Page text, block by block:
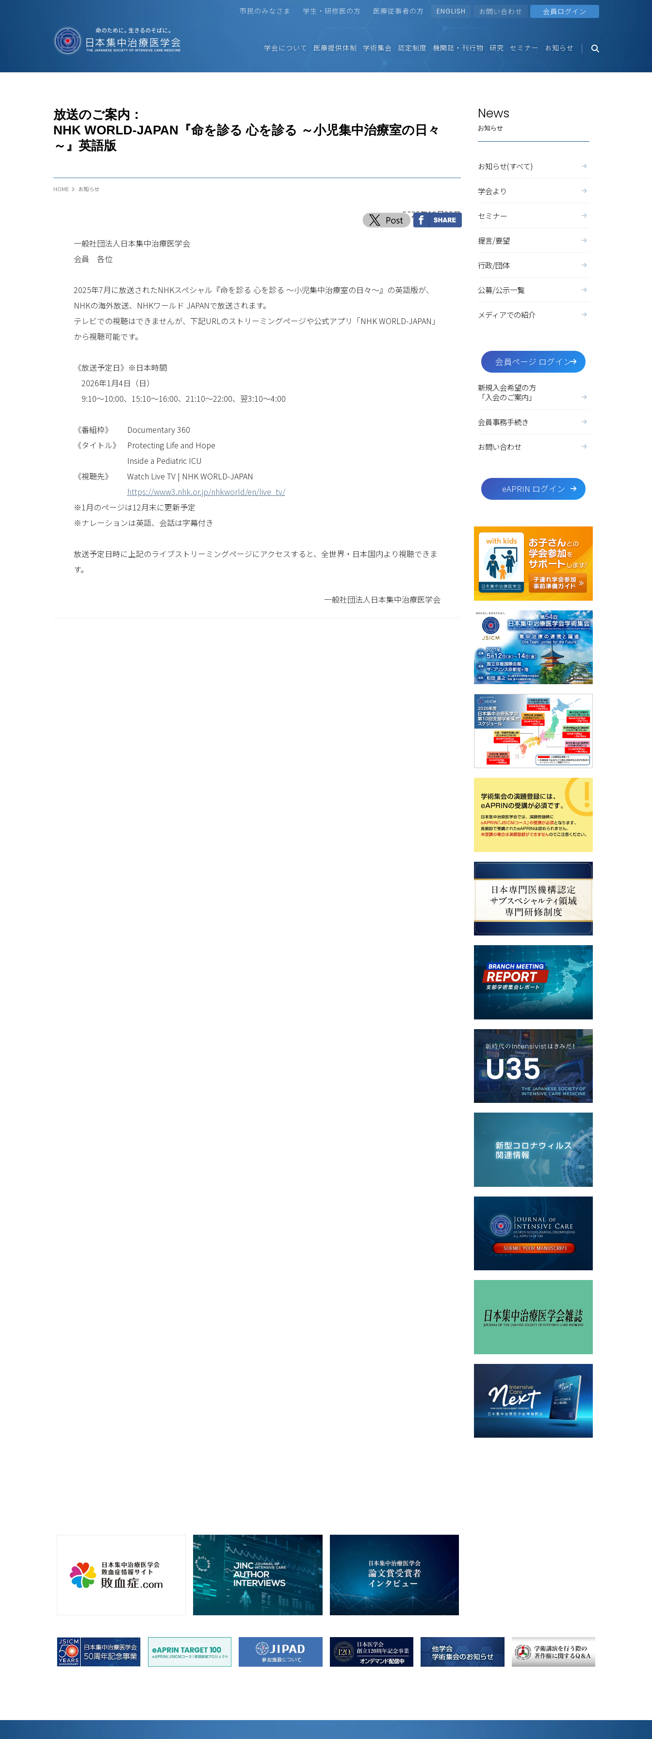
市民のみなさま 学生・研修医の方 医療従事者の方 ENGLISH お問い合わせ 会員ログイン
学会について 医療提供体制 学術集会 認定制度 機関誌・刊行物 研究 セミナー お知らせ
放送のご案内：
NHK WORLD-JAPAN『命を診る 心を診る ～小児集中治療室の日々
～』英語版
HOME お知らせ
2025年12月25日
一般社団法人日本集中治療医学会
会員 各位
2025年7月に放送されたNHKスペシャル『命を診る 心を診る ～小児集中治療室の日々～』の英語版が、
NHKの海外放送、NHKワールド JAPANで放送されます。
テレビでの視聴はできませんが、下記URLのストリーミングページや公式アプリ「NHK WORLD-JAPAN」
から視聴可能です。
《放送予定日》※日本時間
2026年1月4日（日）
9:10～10:00、15:10～16:00、21:10～22:00、翌3:10～4:00
《番組枠》
Documentary 360
《タイトル》
Protecting Life and Hope
Inside a Pediatric ICU
《視聴先》
Watch Live TV | NHK WORLD-JAPAN
https://www3.nhk.or.jp/nhkworld/en/live_tv/
※1月のページは12月末に更新予定
※ナレーションは英語、会話は字幕付き
放送予定日時に上記のライブストリーミングページにアクセスすると、全世界・日本国内より視聴できま
す。
一般社団法人日本集中治療医学会
News
お知らせ
お知らせ(すべて)
学会より
セミナー
提言/要望
行政/団体
公募/公示一覧
メディアでの紹介
会員ページ ログイン
新規入会希望の方
「入会のご案内」
会員事務手続き
お問い合わせ
eAPRIN ログイン